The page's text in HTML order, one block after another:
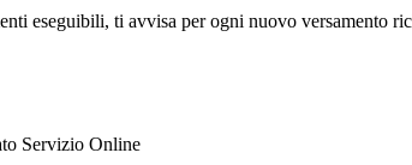
eseguibili, ti avvisa per ogni nuovo versamento
Servizio Online